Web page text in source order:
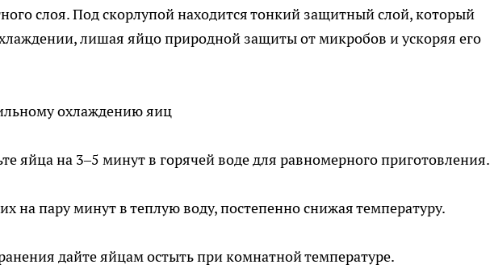
слоя. Под скорлупой находится тонкий защитный слой, который
лишая яйцо природной защиты от микробов и ускоряя его
охлаждению яиц
яйца на 3–5 минут в горячей воде для равномерного приготовления.
на пару минут в теплую воду, постепенно снижая температуру.
дайте яйцам остыть при комнатной температуре.